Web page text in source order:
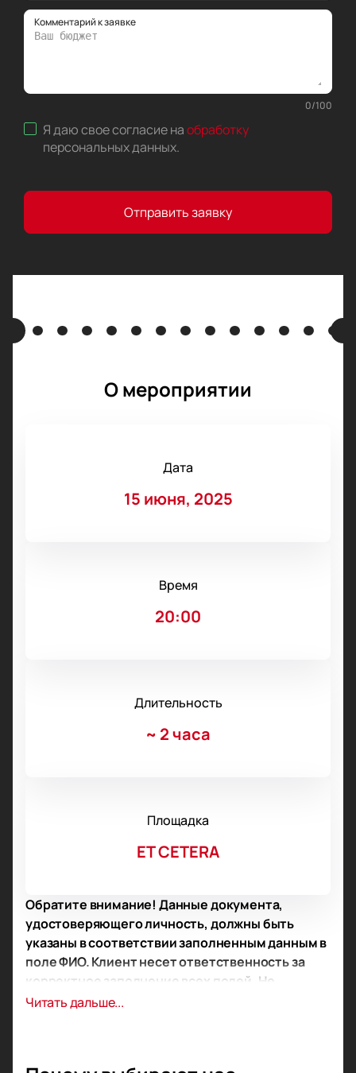
Комментарий к заявке
0/100
Я даю свое согласие наобработку
персональных данных.
Отправить заявку
О мероприятии
Дата
15 июня, 2025
Время
20:00
Длительность
~ 2 часа
Площадка
ET CETERA
Обратите внимание! Данные документа,
удостоверяющего личность, должны быть
указаны в соответствии заполненным данным в
поле ФИО. Клиент несет ответственность за
корректное заполнение всех полей. Не
забудьте взять документ с собой!
Читать дальше...